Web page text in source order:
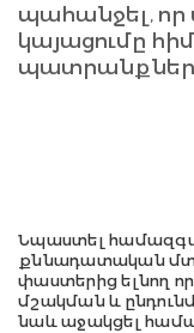
պահանջել, որ
կայացումը
Նպաստել
քննադատական
փաստերից ելնող
մշակման և
նաև աջակցել